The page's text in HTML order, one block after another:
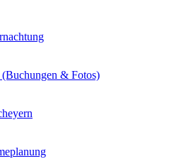
(Buchungen & Fotos)